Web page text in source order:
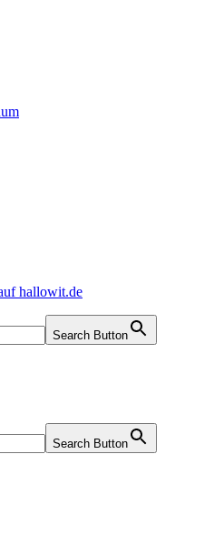
hallowit.de
Search Button
Search Button